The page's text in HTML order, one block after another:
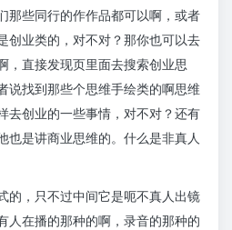
那些同行的作作品都可以啊，或者
创业类的，对不对？那你也可以去
，直接发现页里面去搜索创业思
说找到那些个思维手绘类的啊思维
去创业的一些事情，对不对？还有
也是讲商业思维的。什么是非真人
的，只不过中间它是呃不真人出镜
人在播的那种的啊，录音的那种的